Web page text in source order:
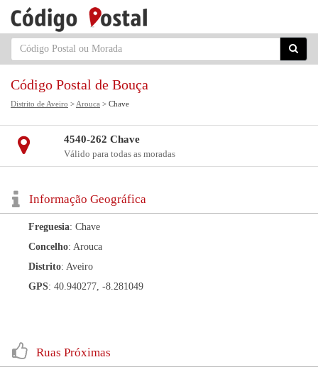
Código Postal de Bouça
Distrito de Aveiro > Arouca > Chave
4540-262 Chave
Válido para todas as moradas
Informação Geográfica
Freguesia: Chave
Concelho: Arouca
Distrito: Aveiro
GPS: 40.940277, -8.281049
Ruas Próximas